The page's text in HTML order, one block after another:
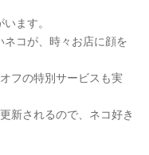
ます。
コが、時々お店に顔を
フの特別サービスも実
新されるので、ネコ好き